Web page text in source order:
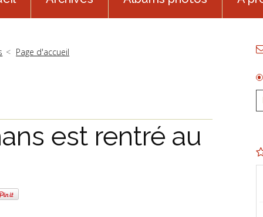
Page d'accueil
est rentré au